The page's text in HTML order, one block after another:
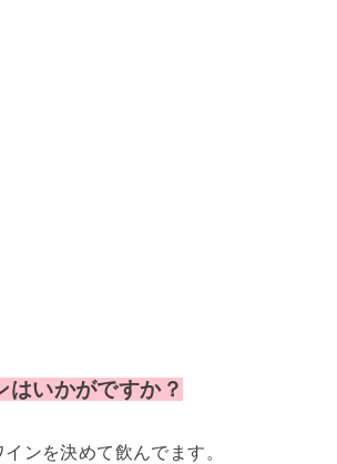
はいかがですか？
ンを決めて飲んでます。